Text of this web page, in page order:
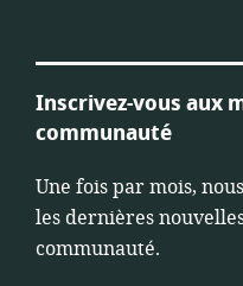
Inscrivez-vous aux
communauté
Une fois par mois,
les dernières
communauté.